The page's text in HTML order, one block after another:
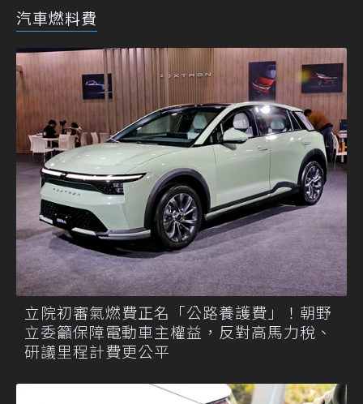
汽車燃料費
立院初審氣燃費正名「公路養護費」！朝野
立委籲保障電動車主權益，反對高馬力稅、
研議里程計費更公平